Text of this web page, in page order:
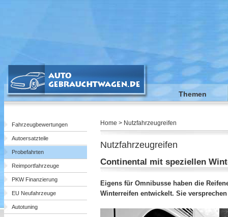
Themen
Fahrzeugbewertungen
Autoersatzteile
Probefahrten
Reimportfahrzeuge
PKW Finanzierung
EU Neufahrzeuge
Autotuning
Home > Nutzfahrzeugreifen
Nutzfahrzeugreifen
Continental mit speziellen
Eigens für Omnibusse haben die
Winterreifen entwickelt. Sie